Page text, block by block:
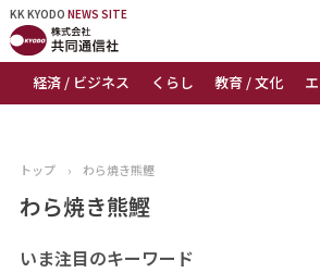
KK KYODO NEWS SITE
経済 / ビジネス くらし 教育 / 文化
KK KYODONEWS SITE
トップページ
ニュース
おすすめコンテンツ
トップ › わら焼き熊鰹
わら焼き熊鰹
いま注目のキーワード